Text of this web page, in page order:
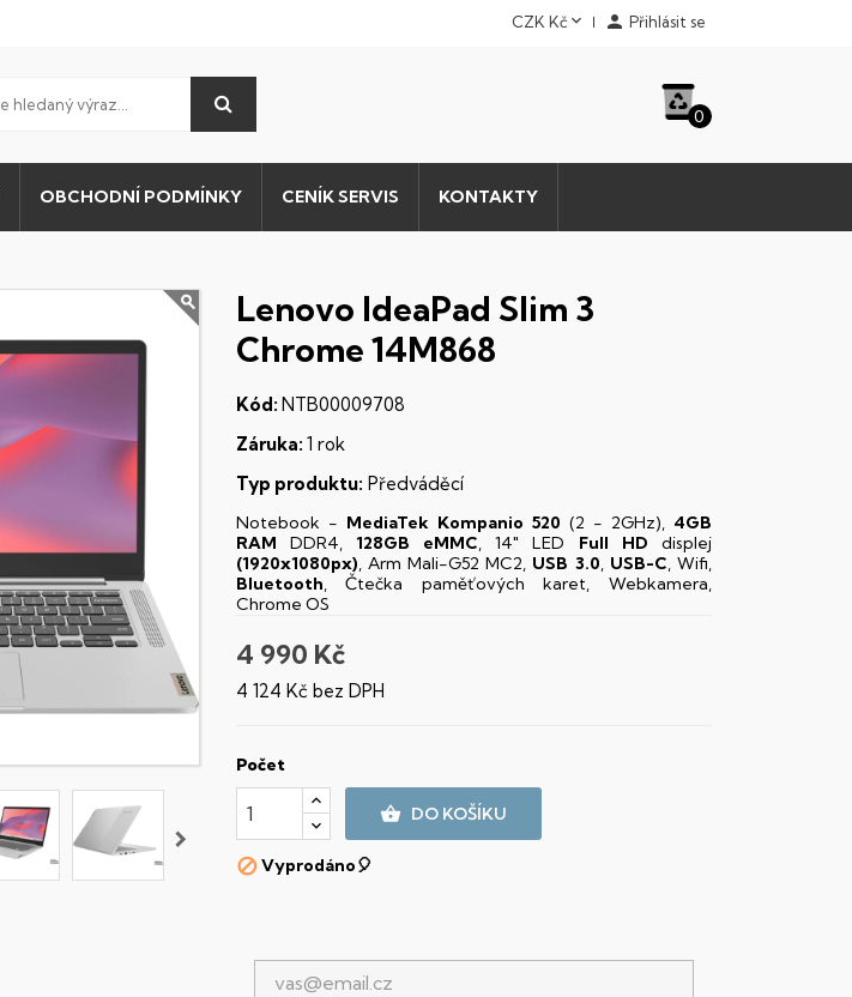
CZK Kč  Přihlásit se
0
OBCHODNÍ PODMÍNKY CENÍK SERVIS KONTAKTY
Lenovo IdeaPad Slim 3
Chrome 14M868
Kód: NTB00009708
Záruka: 1 rok
Typ produktu: Předváděcí
Notebook - MediaTek Kompanio 520 (2 - 2GHz), 4GB
RAM DDR4, 128GB eMMC, 14" LED Full HD displej
(1920x1080px), Arm Mali-G52 MC2, USB 3.0, USB-C, Wifi,
Bluetooth, Čtečka paměťových karet, Webkamera,
Chrome OS
4 990 Kč
4 124 Kč bez DPH
Počet
 DO KOŠÍKU
Vyprodáno🎈